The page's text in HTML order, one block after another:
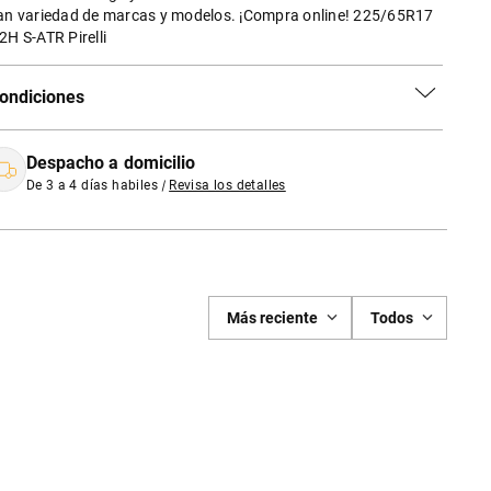
variedad de marcas y modelos. ¡Compra online! 225/65R17
S-ATR Pirelli
Despacho a domicilio
De 3 a 4 días habiles | Revisa los detalles
Más reciente Todos